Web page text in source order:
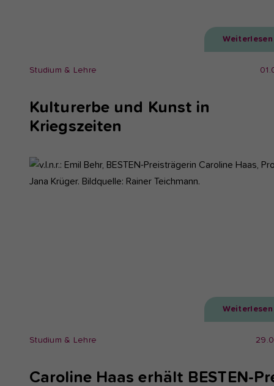
Weiterlesen
Studium & Lehre
Kulturerbe und Kunst in
Kriegszeiten
Weiterlesen
Studium & Lehre
Caroline Haas erhält BESTEN-